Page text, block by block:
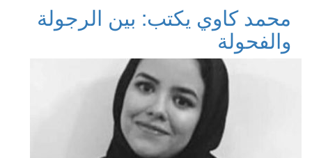
محمد كاوي يكتب: بين الرجولة
والفحولة